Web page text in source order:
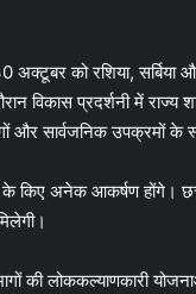
अक्टूबर को रशिया,
विकास प्रदर्शनी में
और सार्वजनिक उपक्रमों के
अनेक आकर्षण होंगे।
की लोककल्याणकारी